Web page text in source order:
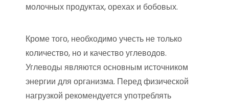
молочных продуктах, орехах и бобовых.
Кроме того, необходимо учесть не только
количество, но и качество углеводов.
Углеводы являются основным источником
энергии для организма. Перед физической
нагрузкой рекомендуется употреблять